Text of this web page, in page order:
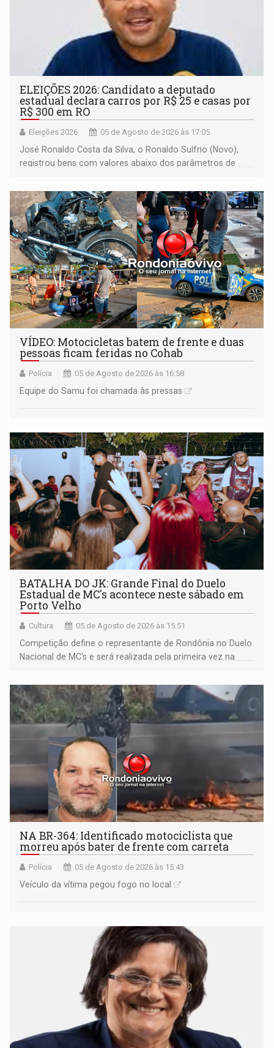
ELEIÇÕES 2026: Candidato a deputado
estadual declara carros por R$ 25 e casas por
R$ 300 em RO
Eleições 2026 05 de Agosto de 2026 às 17:05
José Ronaldo Costa da Silva, o Ronaldo Sulfrio (Novo),
registrou bens com valores abaixo dos parâmetros de
milhões
VÍDEO: Motocicletas batem de frente e duas
pessoas ficam feridas no Cohab
Polícia 05 de Agosto de 2026 às 16:58
Equipe do Samu foi chamada às pressas
BATALHA DO JK: Grande Final do Duelo
Estadual de MC's acontece neste sábado em
Porto Velho
Cultura 05 de Agosto de 2026 às 15:51
Competição define o representante de Rondônia no Duelo
Nacional de MC's e será realizada pela primeira vez na
NA BR-364: Identificado motociclista que
morreu após bater de frente com carreta
Polícia 05 de Agosto de 2026 às 15:43
Veículo da vítima pegou fogo no local